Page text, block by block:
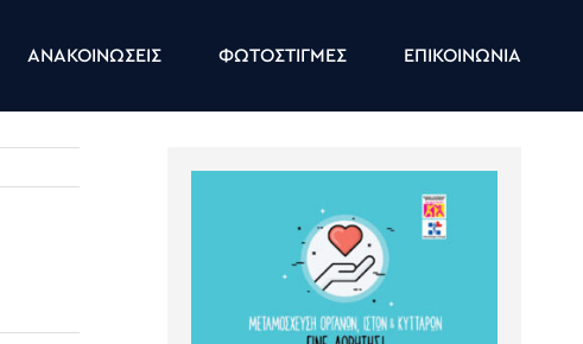
ΑΝΑΚΟΙΝΩΣΕΙΣ ΦΩΤΟΣΤΙΓΜΕΣ ΕΠΙΚΟΙΝΩΝΙΑ